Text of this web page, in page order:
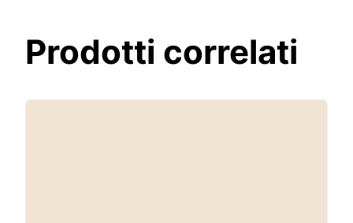
Prodotti correlati